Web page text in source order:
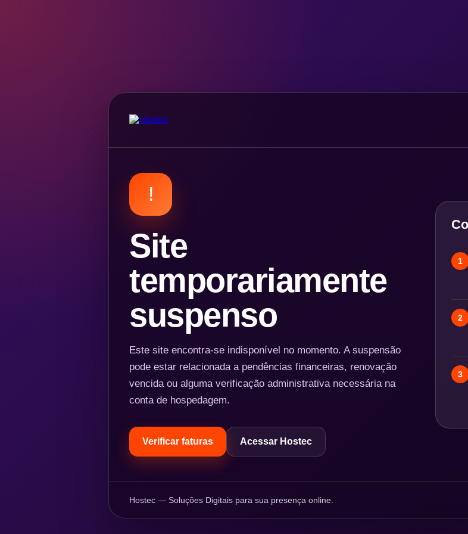
!
Site
temporariamente
suspenso
Este site encontra-se indisponível no momento. A suspensão
pode estar relacionada a pendências financeiras, renovação
vencida ou alguma verificação administrativa necessária na
conta de hospedagem.
Verificar faturas Acessar Hostec
1
2
3
Hostec — Soluções Digitais para sua presença online.